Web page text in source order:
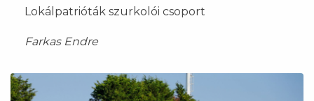
Lokálpatrióták szurkolói csoport
Farkas Endre